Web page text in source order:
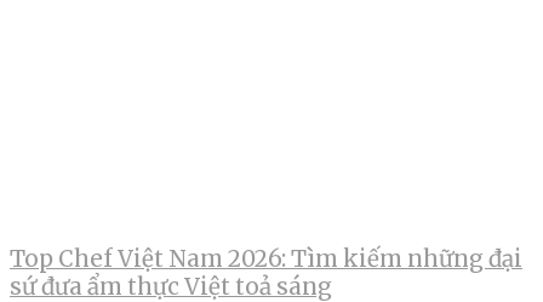
Top Chef Việt Nam 2026: Tìm kiếm những đại
sứ đưa ẩm thực Việt toả sáng